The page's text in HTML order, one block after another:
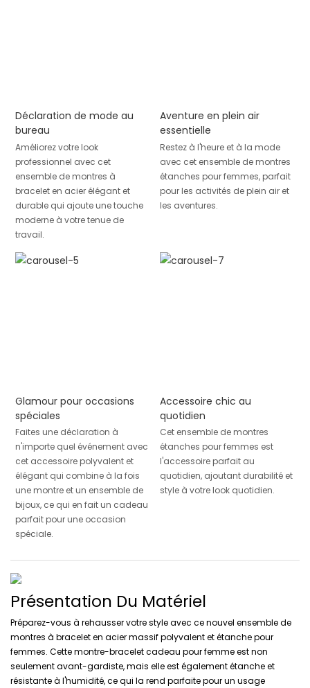
Déclaration de mode au
bureau
Améliorez votre look
professionnel avec cet
ensemble de montres à
bracelet en acier élégant et
durable qui ajoute une touche
moderne à votre tenue de
travail.
Aventure en plein air
essentielle
Restez à l'heure et à la mode
avec cet ensemble de montres
étanches pour femmes, parfait
pour les activités de plein air et
les aventures.
Glamour pour occasions
spéciales
Faites une déclaration à
n'importe quel événement avec
cet accessoire polyvalent et
élégant qui combine à la fois
une montre et un ensemble de
bijoux, ce qui en fait un cadeau
parfait pour une occasion
spéciale.
Accessoire chic au
quotidien
Cet ensemble de montres
étanches pour femmes est
l'accessoire parfait au
quotidien, ajoutant durabilité et
style à votre look quotidien.
Présentation Du Matériel
Préparez-vous à rehausser votre style avec ce nouvel ensemble de
montres à bracelet en acier massif polyvalent et étanche pour
femmes. Cette montre-bracelet cadeau pour femme est non
seulement avant-gardiste, mais elle est également étanche et
résistante à l'humidité, ce qui la rend parfaite pour un usage